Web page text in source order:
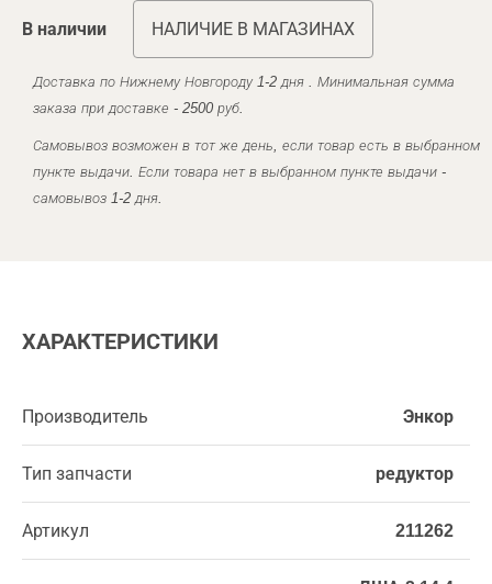
В наличии НАЛИЧИЕ В МАГАЗИНАХ
Доставка по Нижнему Новгороду 1-2 дня . Минимальная сумма
заказа при доставке - 2500 руб.
Самовывоз возможен в тот же день, если товар есть в выбранном
пункте выдачи. Если товара нет в выбранном пункте выдачи -
самовывоз 1-2 дня.
ХАРАКТЕРИСТИКИ
Производитель Энкор
Тип запчасти редуктор
Артикул 211262